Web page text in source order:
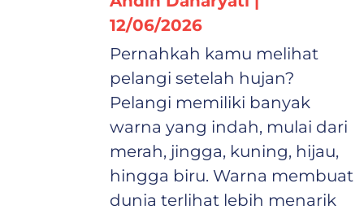
12/06/2026
Pernahkah kamu melihat
pelangi setelah hujan?
Pelangi memiliki banyak
warna yang indah, mulai dari
merah, jingga, kuning, hijau,
hingga biru. Warna membuat
dunia terlihat lebih menarik